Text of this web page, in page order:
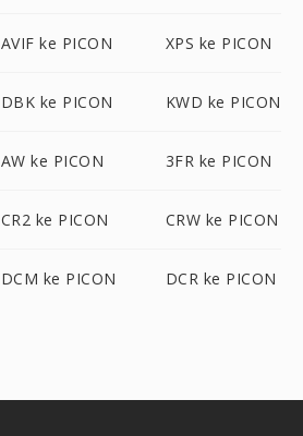
AVIF ke PICON XPS ke PICON
DBK ke PICON KWD ke PICON
AW ke PICON 3FR ke PICON
CR2 ke PICON CRW ke PICON
DCM ke PICON DCR ke PICON